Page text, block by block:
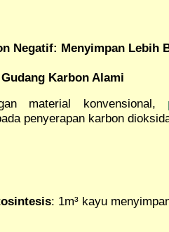
Negatif: Menyimpan Lebih
Karbon Alami
material konvensional,
penyerapan karbon
: 1m³ kayu